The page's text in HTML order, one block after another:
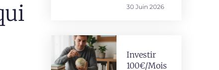
30 Juin 2026
Investir
100€/mois